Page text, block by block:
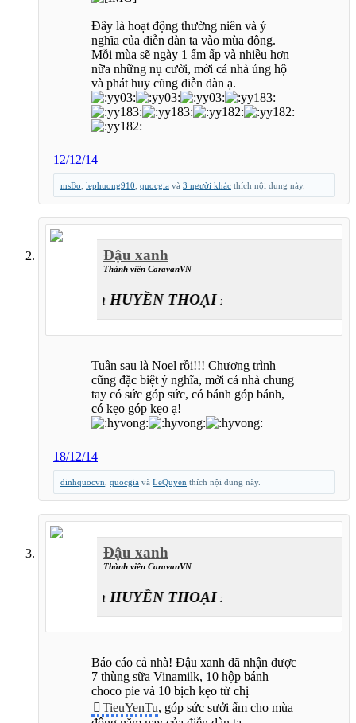
Đây là hoạt động thường niên và ý
nghĩa của diễn đàn ta vào mùa đông.
Mỗi mùa sẽ ngày 1 ấm ấp và nhiều hơn
nữa những nụ cười, mời cả nhà ủng hộ
và phát huy cũng diễn đàn ạ.
12/12/14
msBo lephuong910 quocgia và 3 người khác thích nội dung này.
Đậu xanh
Thành viên CaravanVN
Caravan HUYỀN THOẠI ĐƯỜNG LÊN ĐỈNH
Tuần sau là Noel rồi!!! Chương trình
cũng đặc biệt ý nghĩa, mời cả nhà chung
tay có sức góp sức, có bánh góp bánh,
có kẹo góp kẹo ạ!
18/12/14
dinhquocvn quocgia và LeQuyen thích nội dung này.
Đậu xanh
Thành viên CaravanVN
Caravan HUYỀN THOẠI ĐƯỜNG LÊN ĐỈNH
Báo cáo cả nhà! Đậu xanh đã nhận được
7 thùng sữa Vinamilk, 10 hộp bánh
choco pie và 10 bịch kẹo từ chị
TieuYenTu, góp sức sưởi ấm cho mùa